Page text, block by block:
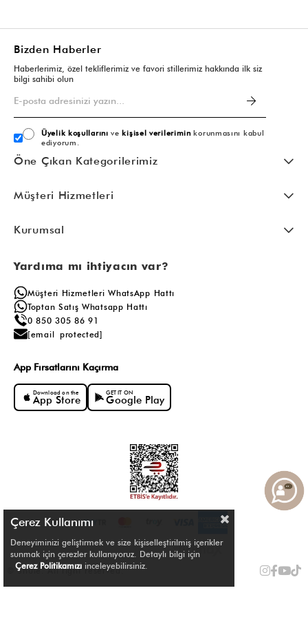
Bizden Haberler
Haberlerimiz, özel tekliflerimiz ve favori stillerimiz hakkında ilk siz
bilgi sahibi olun
Üyelik koşullarını vekişisel verileriminkorunmasını kabul
ediyorum.
Öne Çıkan Kategorilerimiz
Müşteri Hizmetleri
Kurumsal
Yardıma mı ihtiyacın var?
Müşteri Hizmetleri WhatsApp Hattı
Toptan Satış Whatsapp Hattı
0 850 305 86 91
[email protected]
App Fırsatlarını Kaçırma
Download on the
App Store
GET IT ON
Google Play
© Shule. All right reserved.
Çerez Kullanımı
Deneyiminizi geliştirmek ve size kişiselleştirilmiş içerikler
sunmak için çerezler kullanıyoruz. Detaylı bilgi için
Çerez Politikamızı inceleyebilirsiniz.